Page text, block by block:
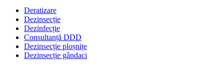
Deratizare
Dezinsecție
Dezinfecție
Consultanță DDD
Dezinsecție ploșnițe
Dezinsecție gândaci